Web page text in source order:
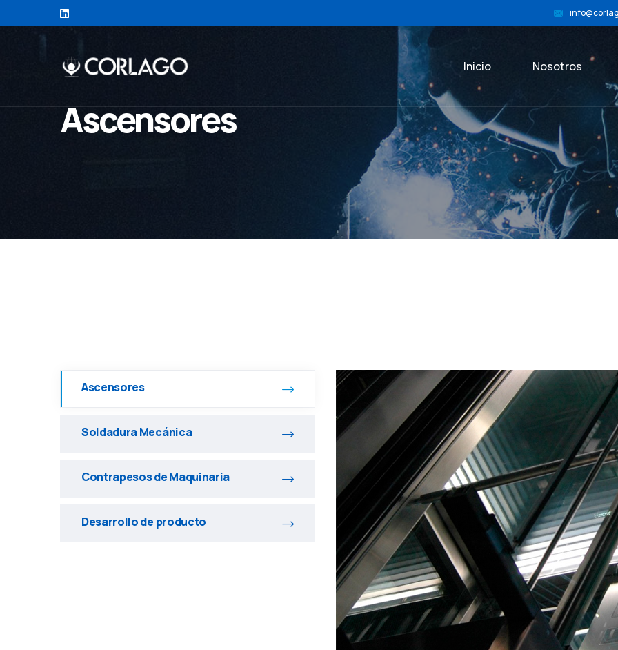
Inicio Nosotros
Ascensores
Ascensores
Soldadura Mecánica
Contrapesos de Maquinaria
Desarrollo de producto